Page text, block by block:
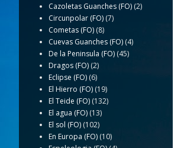
Cazoletas Guanches (FO) (2)
Circunpolar (FO) (7)
Cometas (FO) (8)
Cuevas Guanches (FO) (4)
De la Peninsula (FO) (45)
Dragos (FO) (2)
Eclipse (FO) (6)
El Hierro (FO) (19)
El Teide (FO) (132)
El agua (FO) (13)
El sol (FO) (102)
En Europa (FO) (10)